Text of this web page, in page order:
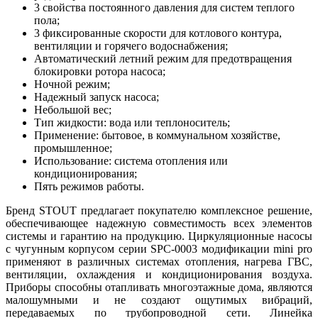
3 свойства постоянного давления для систем теплого
пола;
3 фиксированные скорости для котлового контура,
вентиляции и горячего водоснабжения;
Автоматический летний режим для предотвращения
блокировки ротора насоса;
Ночной режим;
Надежный запуск насоса;
Небольшой вес;
Тип жидкости: вода или теплоноситель;
Применение: бытовое, в коммунальном хозяйстве,
промышленное;
Использование: система отопления или
кондиционирования;
Пять режимов работы.
Бренд STOUT предлагает покупателю комплексное решение,
обеспечивающее надежную совместимость всех элементов
системы и гарантию на продукцию. Циркуляционные насосы
с чугунным корпусом серии SPC-0003 модификации mini pro
применяют в различных системах отопления, нагрева ГВС,
вентиляции, охлаждения и кондиционирования воздуха.
Приборы способны отапливать многоэтажные дома, являются
малошумными и не создают ощутимых вибраций,
передаваемых по трубопроводной сети. Линейка